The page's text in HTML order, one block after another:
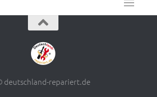
deutschland-repariert.de